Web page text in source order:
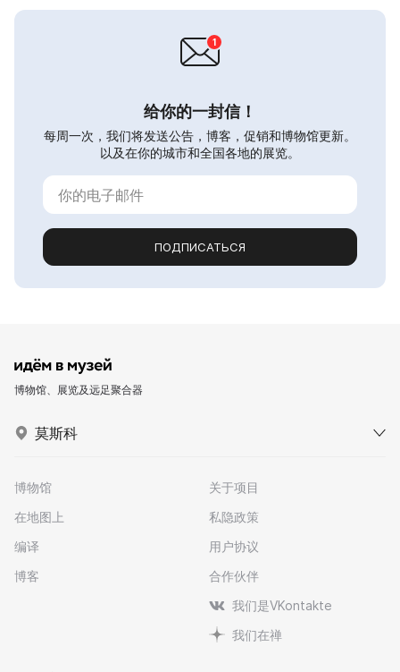
给你的一封信！
每周一次，我们将发送公告，博客，促销和博物馆更新。
以及在你的城市和全国各地的展览。
ПОДПИСАТЬСЯ
博物馆、展览及远足聚合器
莫斯科
博物馆
在地图上
编译
博客
关于项目
私隐政策
用户协议
合作伙伴
我们是VKontakte
我们在禅